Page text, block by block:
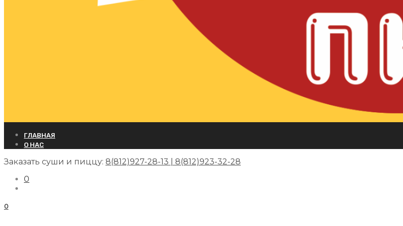
ГЛАВНАЯ
О НАС
Заказать суши и пиццу: 8(812)927-28-13 | 8(812)923-32-28
0
0